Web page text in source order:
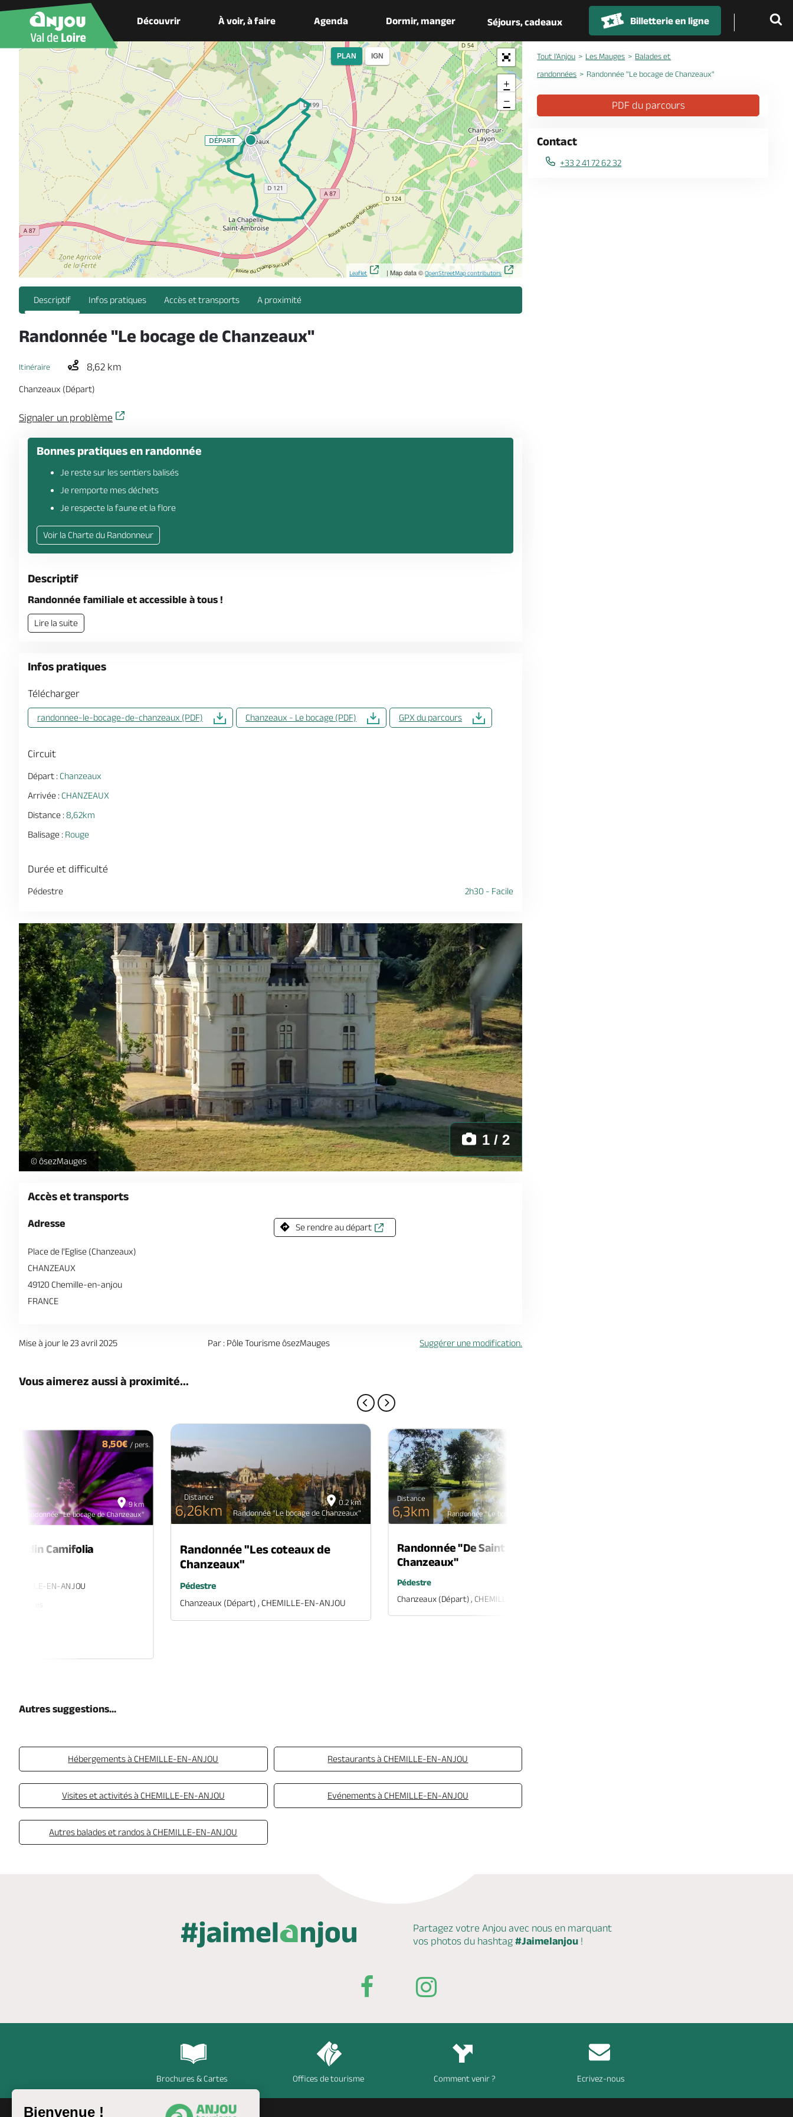
Bienvenue !
Découvrir À voir, à faire Agenda Dormir, manger Séjours, cadeaux Billetterie en ligne
PLAN IGN
+
−
Leaflet | Map data ©OpenStreetMap contributors
Descriptif Infos pratiques Accès et transports A proximité
Randonnée "Le bocage de Chanzeaux"
Itinéraire 8,62 km
Chanzeaux (Départ)
Signaler un problème
Bonnes pratiques en randonnée
Je reste sur les sentiers balisés
Je remporte mes déchets
Je respecte la faune et la flore
Voir la Charte du Randonneur
Descriptif
Randonnée familiale et accessible à tous !
Lire la suite
Infos pratiques
Télécharger
randonnee-le-bocage-de-chanzeaux (PDF) Chanzeaux - Le bocage (PDF) GPX du parcours
Circuit
Départ :Chanzeaux
Arrivée :CHANZEAUX
Distance :8,62km
Balisage : Rouge
Durée et difficulté
Pédestre 2h30 - Facile
chateau-chanzeaux-patrimoine-cea-osezmauges-anjou-©MS -
© ôsezMauges
1 / 2
Accès et transports
Adresse
Place de l'Eglise (Chanzeaux)
CHANZEAUX
49120 Chemille-en-anjou
FRANCE
Se rendre au départ
Mise à jour le 23 avril 2025 Par : Pôle Tourisme ôsezMauges Suggérer une modification.
Vous aimerez aussi à proximité...
9 km
Randonnée "Le bocage de Chanzeaux"
8,50€ / pers.
Jardin Camifolia
CHEMILLE-EN-ANJOU
Vacances
0.2 km
Randonnée "Le bocage de Chanzeaux"
Distance
6,26km
Randonnée "Les coteaux de
Chanzeaux"
Pédestre
Chanzeaux (départ) , CHEMILLE-EN-ANJOU
Randonnée "Le bocage de Chanzeaux"
Distance
6,3km
Randonnée "De Saint-Ambroise à
Chanzeaux"
Pédestre
Chanzeaux (départ) , CHEMILLE-EN-ANJOU
Autres suggestions...
Hébergements à CHEMILLE-EN-ANJOU Restaurants à CHEMILLE-EN-ANJOU
Visites et activités à CHEMILLE-EN-ANJOU Evénements à CHEMILLE-EN-ANJOU
Autres balades et randos à CHEMILLE-EN-ANJOU
Tout l'Anjou Les Mauges
Balades et
randonnées
Randonnée "Le bocage de Chanzeaux"
PDF du parcours
Contact
+33 2 41 72 62 32
Partagez votre Anjou avec nous en marquant
vos photos du hashtag #Jaimelanjou !
Brochures & Cartes Offices de tourisme Comment venir ? Ecrivez-nous